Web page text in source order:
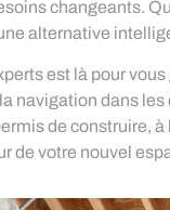
changeants.
alternative
est là pour
navigation dans
de construire,
de votre nouvel
Avec Durand Fils,
que